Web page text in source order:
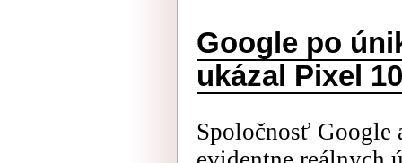
Google po
ukázal Pixel 10
Spoločnosť Google